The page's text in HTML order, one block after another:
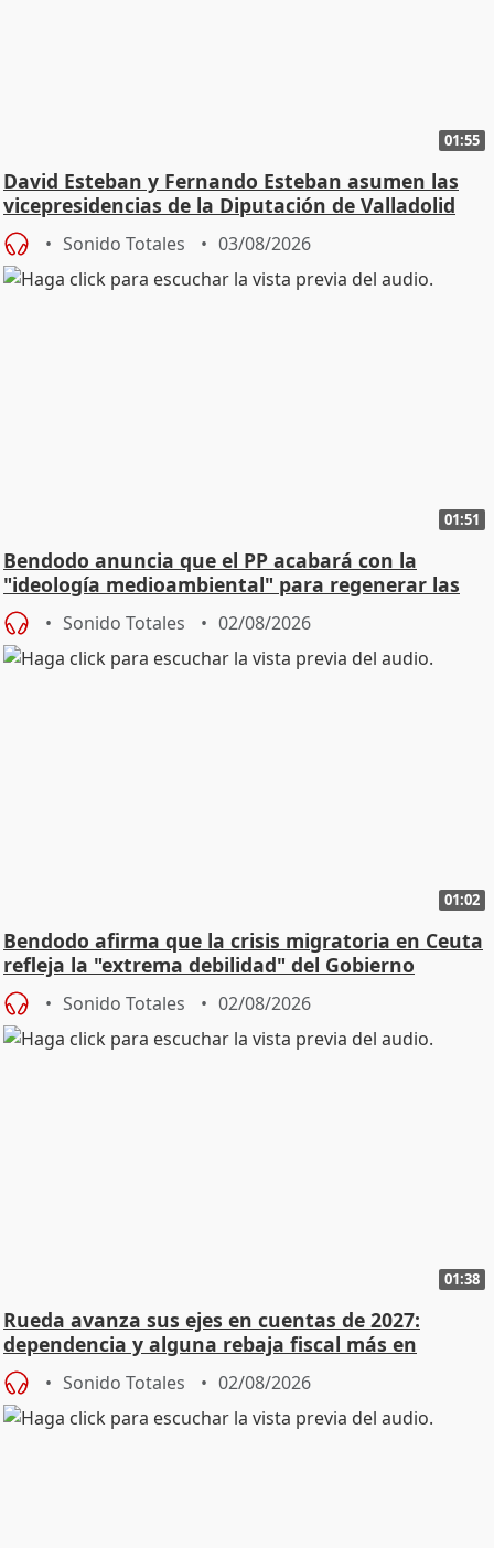
01:55
David Esteban y Fernando Esteban asumen las
vicepresidencias de la Diputación de Valladolid
Sonido Totales 03/08/2026
01:51
Bendodo anuncia que el PP acabará con la
"ideología medioambiental" para regenerar las
playas
Sonido Totales 02/08/2026
01:02
Bendodo afirma que la crisis migratoria en Ceuta
refleja la "extrema debilidad" del Gobierno
Sonido Totales 02/08/2026
01:38
Rueda avanza sus ejes en cuentas de 2027:
dependencia y alguna rebaja fiscal más en
vivienda
Sonido Totales 02/08/2026